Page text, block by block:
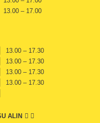
13.00 – 17.00
13.00 – 17.30
13.00 – 17.30
13.00 – 17.30
13.00 – 17.30
ALIN